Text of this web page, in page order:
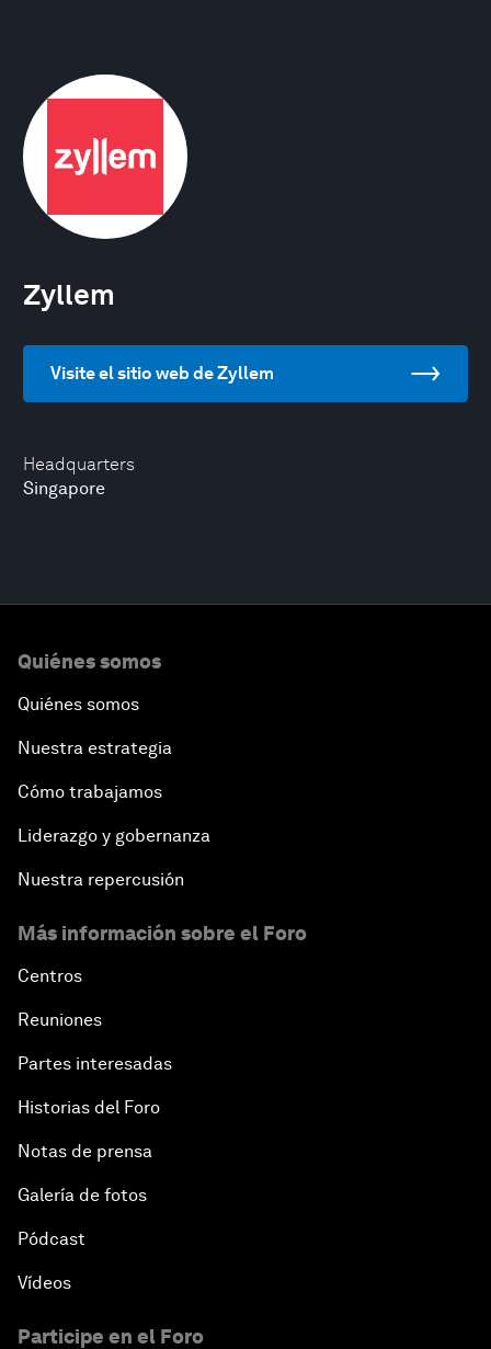
Headquarters
Singapore
Zyllem
Visite el sitio web de Zyllem
Quiénes somos
Quiénes somos
Nuestra estrategia
Cómo trabajamos
Liderazgo y gobernanza
Nuestra repercusión
Más información sobre el Foro
Centros
Reuniones
Partes interesadas
Historias del Foro
Notas de prensa
Galería de fotos
Pódcast
Vídeos
Participe en el Foro